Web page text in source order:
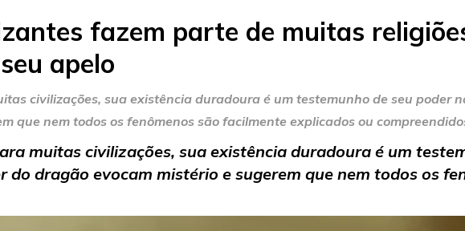
fazem parte de muitas
apelo
civilizações, sua existência duradoura é um testemunho de seu poder
que nem todos os fenômenos são facilmente explicados ou
muitas civilizações, sua existência duradoura é um
do dragão evocam mistério e sugerem que nem todos os